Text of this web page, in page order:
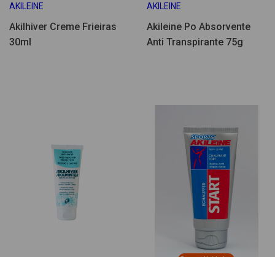
AKILEINE
Akilhiver Creme Frieiras
30ml
AKILEINE
Akileine Po Absorvente
Anti Transpirante 75g